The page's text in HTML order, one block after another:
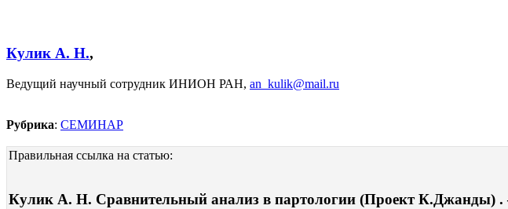
Кулик А. Н.,
Ведущий научный сотрудник ИНИОН РАН, an_kulik@mail.ru
Рубрика: СЕМИНАР
Правильная ссылка на статью:
Кулик А. Н. Сравнительный анализ в партологии (Проект К.Джанды) .